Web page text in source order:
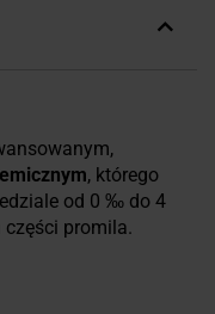
, którego
od 0 ‰ do 4
promila.